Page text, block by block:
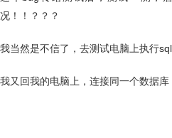
况！！？？？
我当然是不信了，去测试电脑上执行
我又回我的电脑上，连接同一个数据